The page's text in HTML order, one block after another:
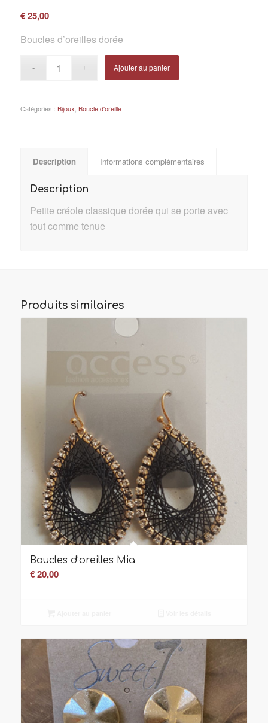
€25,00
Boucles d’oreilles dorée
Ajouter au panier
Catégories : Bijoux Boucle d'oreille
Description Informations complémentaires
Description
Petite créole classique dorée qui se porte avec
tout comme tenue
Produits similaires
Boucles d’oreilles Mia
€20,00